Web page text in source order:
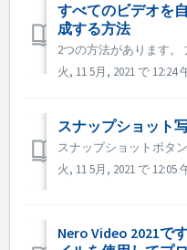
すべてのビデオを
成する方法
火, 11 5月, 2021 で 12:24
スナップショット
火, 11 5月, 2021 で 12:05
Nero Video 2021で